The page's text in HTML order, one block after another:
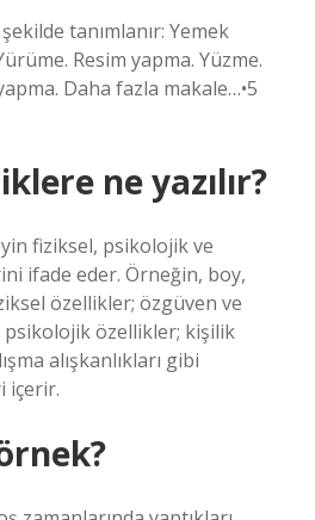
tanımlanır: Yemek
Resim yapma. Yüzme.
Daha fazla makale…•5
ne yazılır?
fiziksel, psikolojik ve
ifade eder. Örneğin, boy,
özellikler; özgüven ve
özellikler; kişilik
alışkanlıkları gibi
içerir.